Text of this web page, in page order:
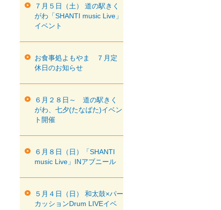
７月５日（土） 道の駅きく
がわ「SHANTI music Live」
イベント
お食事処よもやま ７月定
休日のお知らせ
６月２８日～ 道の駅きく
がわ、七夕(たなばた)イベン
ト開催
６月８日（日）「SHANTI
music Live」INアブニール
５月４日（日） 和太鼓×パー
カッションDrum LIVEイベ